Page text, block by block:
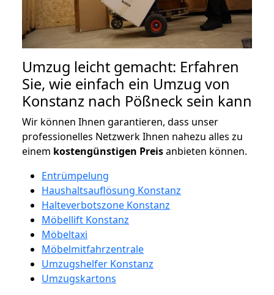
Umzug leicht gemacht: Erfahren
Sie, wie einfach ein Umzug von
Konstanz nach Pößneck sein kann
Wir können Ihnen garantieren, dass unser
professionelles Netzwerk Ihnen nahezu alles zu
einem kostengünstigen Preisanbieten können.
Entrümpelung
Haushaltsauflösung Konstanz
Halteverbotszone Konstanz
Möbellift Konstanz
Möbeltaxi
Möbelmitfahrzentrale
Umzugshelfer Konstanz
Umzugskartons